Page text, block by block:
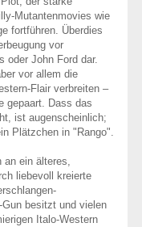
Mutantenmovies wie
fortführen. Überdies
vor
oder John Ford dar.
vor allem die
Flair verbreiten –
gepaart. Dass das
ist augenscheinlich;
Plätzchen in "Rango".
an ein älteres,
liebevoll kreierte
besitzt und vielen
Italo-Western